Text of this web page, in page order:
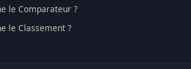
le Comparateur ?
le Classement ?